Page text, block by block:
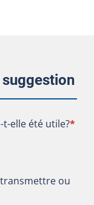
t-elle été utile?
t-elle été utile?*
ou